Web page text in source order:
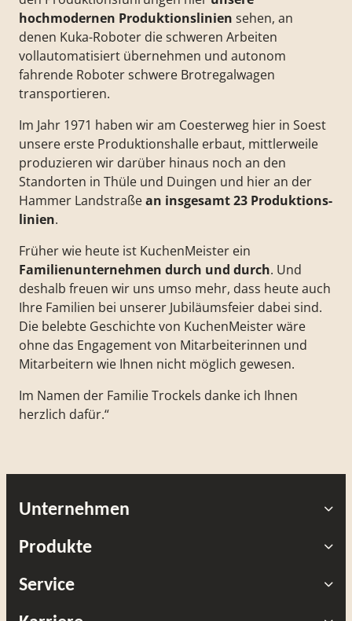
hochmodernen Produktionslinien sehen, an
denen Kuka-Roboter die schweren Arbeiten
vollautomatisiert übernehmen und autonom
fahrende Roboter schwere Brotregalwagen
transportieren.
Im Jahr 1971 haben wir am Coesterweg hier in Soest
unsere erste Produktionshalle erbaut, mittlerweile
produzieren wir darüber hinaus noch an den
Standorten in Thüle und Duingen und hier an der
Hammer Landstraßean insgesamt 23 Produktions-
linien.
Früher wie heute ist KuchenMeister ein
Familienunternehmen durch und durch. Und
deshalb freuen wir uns umso mehr, dass heute auch
Ihre Familien bei unserer Jubiläumsfeier dabei sind.
Die belebte Geschichte von KuchenMeister wäre
ohne das Engagement von Mitarbeiterinnen und
Mitarbeitern wie Ihnen nicht möglich gewesen.
Im Namen der Familie Trockels danke ich Ihnen
herzlich dafür.“
Unternehmen
Produkte
Service